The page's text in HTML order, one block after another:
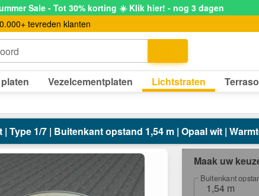
Sale - Tot 30% korting ☀️ Klik hier! - nog 3 dagen
tevreden klanten
Vezelcementplaten Lichtstraten
Type 1/7 | Buitenkant opstand 1,54 m | Opaal wit |
Maak uw
Buitenkant
1,54 m